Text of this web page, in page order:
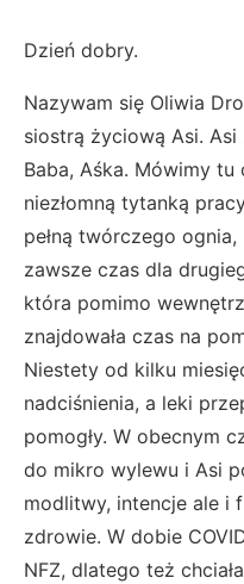
Dzień dobry.
Nazywam się Oliwia
siostrą życiową Asi. Asi
Baba, Aśka. Mówimy
niezłomną tytanką
pełną twórczego
zawsze czas dla
która pomimo
znajdowała czas na
Niestety od kilku
nadciśnienia, a leki
pomogły. W obecnym
do mikro wylewu i Asi
modlitwy, intencje ale i
zdrowie. W dobie
NFZ, dlatego też